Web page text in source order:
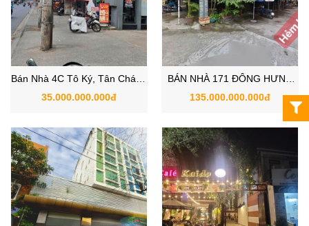
Bán Nhà 4C Tô Ký, Tân Chánh
Hiệp, Quận 12 TPHCM
35.000.000.000đ
BÁN NHÀ 171 ĐÔNG HƯNG
THUẬN 2, QUẬN 12 TPHCM
135.000.000.000đ